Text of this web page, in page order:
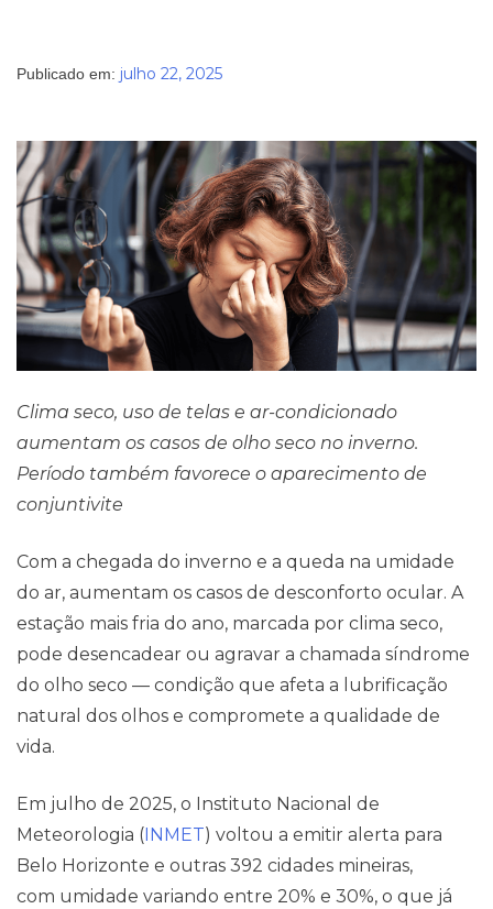
Publicado em: julho 22, 2025
Clima seco, uso de telas e ar-condicionado
aumentam os casos de olho seco no inverno.
Período também favorece o aparecimento de
conjuntivite
Com a chegada do inverno e a queda na umidade
do ar, aumentam os casos de desconforto ocular. A
estação mais fria do ano, marcada por clima seco,
pode desencadear ou agravar a chamada síndrome
do olho seco — condição que afeta a lubrificação
natural dos olhos e compromete a qualidade de
vida.
Em julho de 2025, o Instituto Nacional de
Meteorologia (INMET) voltou a emitir alerta para
Belo Horizonte e outras 392 cidades mineiras,
com umidade variando entre 20% e 30%, o que já